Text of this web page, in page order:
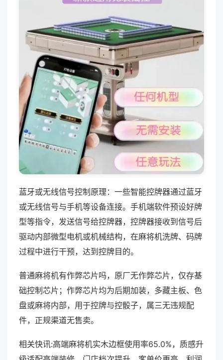
蓝牙或无线信号控制原理：一些智能控牌器通过蓝牙
或无线信号与手机等设备连接。手机端软件预设好牌
型等指令，发送信号给控牌器，控牌器接收到信号后
驱动内部微型电机或机械结构，在麻将机洗牌、码牌
过程中进行干预，达到控牌目的。
普通麻将机有作弊芯片吗，原厂无作弊芯片，仅存基
础控制芯片；作弊芯片均为后期加装，多藏主板、色
盘或麻将内部，用于控牌与控骰子，属三无违规配
件，正规渠道无售卖。
相关快讯:高端麻将机实木边框使用率65.0%，质感升